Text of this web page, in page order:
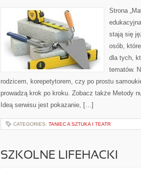
Strona
stają się
osób,
dla tych,
tematów.
rodzicem, korepetytorem, czy po prostu
prowadzą krok po kroku. Zobacz także Metody
Ideą serwisu jest pokazanie, […]
CATEGORIES: TANIEC A SZTUKA I TEATR
SZKOLNE LIFEHACKI